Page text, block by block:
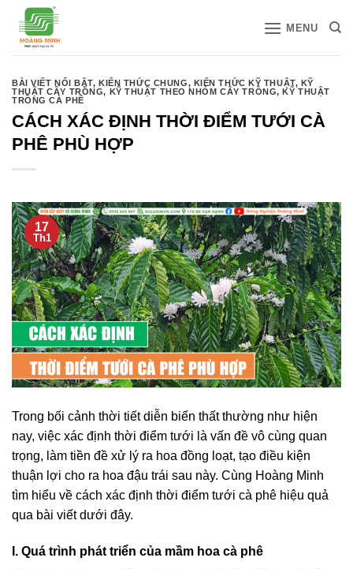
qua
MENU
BÀI VIẾT NỔI BẬT,KIẾN THỨC CHUNG, KIẾN THỨC KỸ THUẬT, KỸ
THUẬT CÂY TRỒNG, KỸ THUẬT THEO NHÓM CÂY TRỒNG,KỸ THUẬT
TRỒNG CÀ PHÊ
CÁCH XÁC ĐỊNH THỜI ĐIỂM TƯỚI CÀ
PHÊ PHÙ HỢP
17
Th1
Trong bối cảnh thời tiết diễn biến thất thường như hiện
nay, việc xác định thời điểm tưới là vấn đề vô cùng quan
trọng, làm tiền đề xử lý ra hoa đồng loạt, tạo điều kiện
thuận lợi cho ra hoa đậu trái sau này. Cùng Hoàng Minh
tìm hiểu về cách xác định thời điểm tưới cà phê hiệu quả
qua bài viết dưới đây.
I. Quá trình phát triển của mầm hoa cà phê